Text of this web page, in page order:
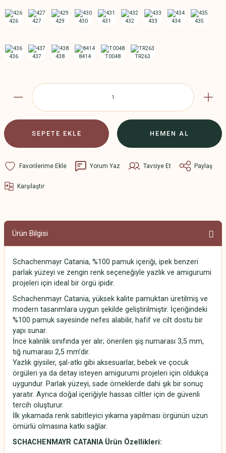
SEPETE EKLE HEMEN AL
Yorum Yaz Tavsiye Et Paylaş
Karşılaştır
Ürün Bilgisi
Schachenmayr Catania, %100 pamuk içeriği, ipek benzeri
parlak yüzeyi ve zengin renk seçeneğiyle yazlık ve amigurumi
projeleri için ideal bir örgü ipidir.
Schachenmayr Catania, yüksek kalite pamuktan üretilmiş ve
modern tasarımlara uygun şekilde geliştirilmiştir. İçeriğindeki
%100 pamuk sayesinde nefes alabilir, hafif ve cilt dostu bir
yapı sunar.
İnce kalınlık sınıfında yer alır; önerilen şiş numarası 3,5 mm,
tığ numarası 2,5 mm’dir.
Yazlık giysiler, şal-atkı gibi aksesuarlar, bebek ve çocuk
örgüleri ya da detay isteyen amigurumi projeleri için oldukça
uygundur. Parlak yüzeyi, sade örneklerde dahi şık bir sonuç
yaratır. Ayrıca doğal içeriğiyle hassas ciltler için de güvenli
tercih oluşturur.
İlk yıkamada renk sabitleyici yıkama yapılması örgünün uzun
ömürlü olmasına katkı sağlar.
SCHACHENMAYR CATANIA Ürün Özellikleri: